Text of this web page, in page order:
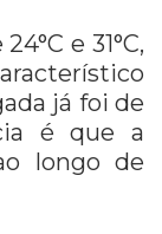
e 31°C,
já foi de
é que a
longo de